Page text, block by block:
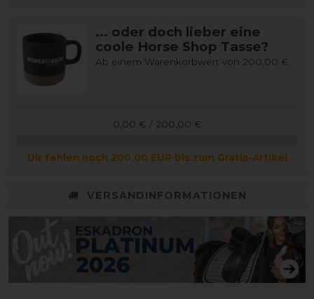
... oder doch lieber eine
coole Horse Shop Tasse?
Ab einem Warenkorbwert von 200,00 €
0,00 € / 200,00 €
Dir fehlen noch 200,00 EUR bis zum Gratis-Artikel
VERSANDINFORMATIONEN